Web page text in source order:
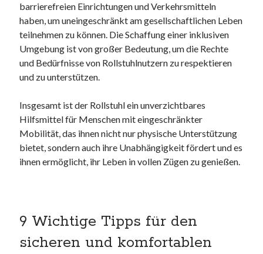
Kategorien
barrierefreie website
din
din 18040
fachkraft
ferienhaus
ferienwohnung mit pflegebett nordsee
ferienwohnungen
fewo
firmenumzug
grundschule
kmk
kultur
barrierefreien Einrichtungen und Verkehrsmitteln
haben, um uneingeschränkt am gesellschaftlichen Leben
teilnehmen zu können. Die Schaffung einer inklusiven
Umgebung ist von großer Bedeutung, um die Rechte
und Bedürfnisse von Rollstuhlnutzern zu respektieren
und zu unterstützen.
Insgesamt ist der Rollstuhl ein unverzichtbares
Hilfsmittel für Menschen mit eingeschränkter
Mobilität, das ihnen nicht nur physische Unterstützung
bietet, sondern auch ihre Unabhängigkeit fördert und es
ihnen ermöglicht, ihr Leben in vollen Zügen zu genießen.
9 Wichtige Tipps für den
sicheren und komfortablen